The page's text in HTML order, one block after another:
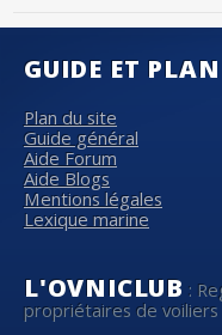
GUIDE ET
Plan du site
Guide général
Aide Forum
Aide Blogs
Mentions légales
Lexique marine
L'OVNICLUB :
propriétaires de voiliers